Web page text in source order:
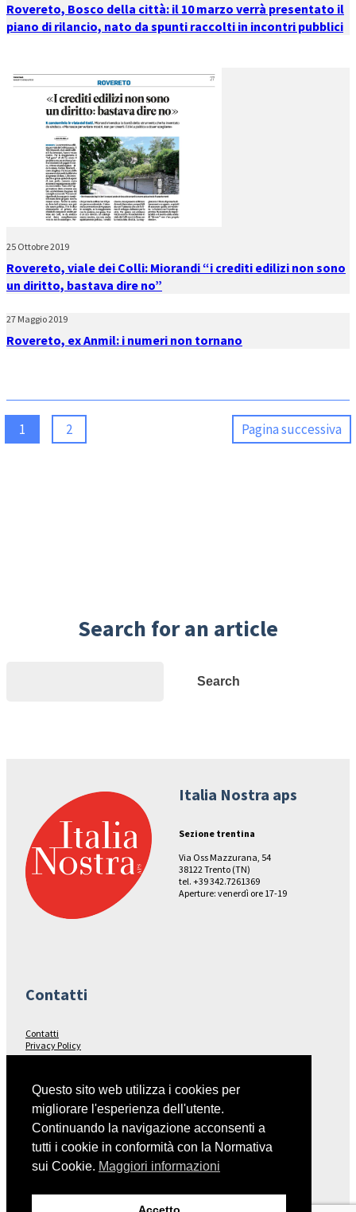
Rovereto, Bosco della città: il 10 marzo verrà presentato il
piano di rilancio, nato da spunti raccolti in incontri pubblici
25 Ottobre 2019
Rovereto, viale dei Colli: Miorandi “i crediti edilizi non sono
un diritto, bastava dire no”
27 Maggio 2019
Rovereto, ex Anmil: i numeri non tornano
1 2 Pagina successiva
Search for an article
Search
Italia Nostra aps
Sezione trentina
Via Oss Mazzurana, 54
38122 Trento (TN)
tel. +39 342.7261369
Aperture: venerdì ore 17-19
Contatti
Contatti
Privacy Policy
Seguici su…
Facebook
Questo sito web utilizza i cookies per
migliorare l'esperienza dell'utente.
Continuando la navigazione acconsenti a
tutti i cookie in conformità con la Normativa
sui Cookie. Maggiori informazioni